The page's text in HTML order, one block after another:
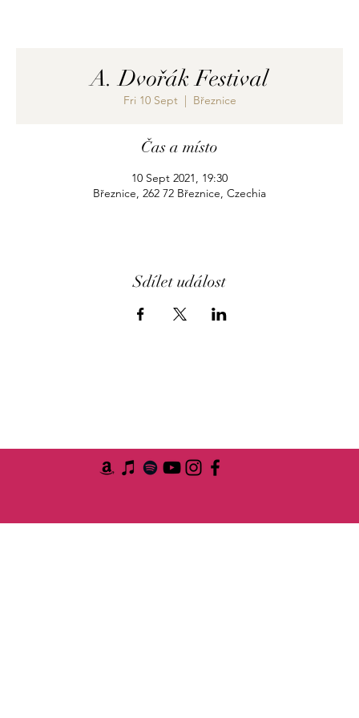
A. Dvořák Festival
Fri 10 Sept
  |
Březnice
Čas a místo
10 Sept 2021, 19:30
Březnice, 262 72 Březnice, Czechia
Sdílet událost